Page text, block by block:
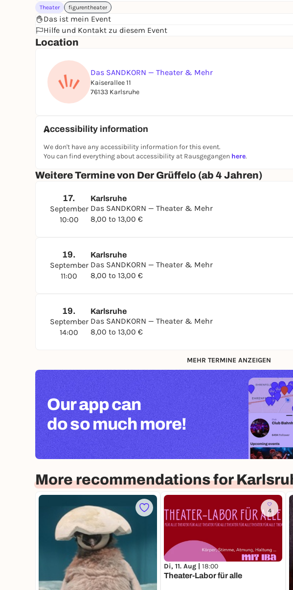
Ausst.: Vera Kniss
Spieldauer: 45 Minuten
Einlass: 30 Minuten vor Vorstellungsbeginn - Kein Einlass nach
Theater figurentheater
Das ist mein Event
Hilfe und Kontakt zu diesem Event
Location
Das SANDKORN — Theater & Mehr
Kaiserallee 11
76133 Karlsruhe
Accessibility information
We don't have any accessibility information for this event.
You can find everything about accessibility at Rausgegangen here.
Weitere Termine von Der Grüffelo (ab 4 Jahren)
17.
September
10:00
Karlsruhe
Das SANDKORN — Theater & Mehr
8,00 to 13,00 €
19.
September
11:00
Karlsruhe
Das SANDKORN — Theater & Mehr
8,00 to 13,00 €
19.
September
14:00
Karlsruhe
Das SANDKORN — Theater & Mehr
8,00 to 13,00 €
MEHR TERMINE ANZEIGEN
Our app can
do so much more!
More recommendations for
4
Di, 11. Aug | 18:00
Theater-Labor für alle